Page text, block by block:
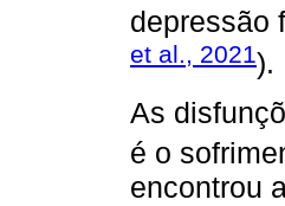
depressão
et al., 2021).
As
é o
encontrou